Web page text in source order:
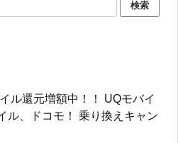
ル還元増額中！！ UQモバイ
ル、ドコモ！ 乗り換えキャン